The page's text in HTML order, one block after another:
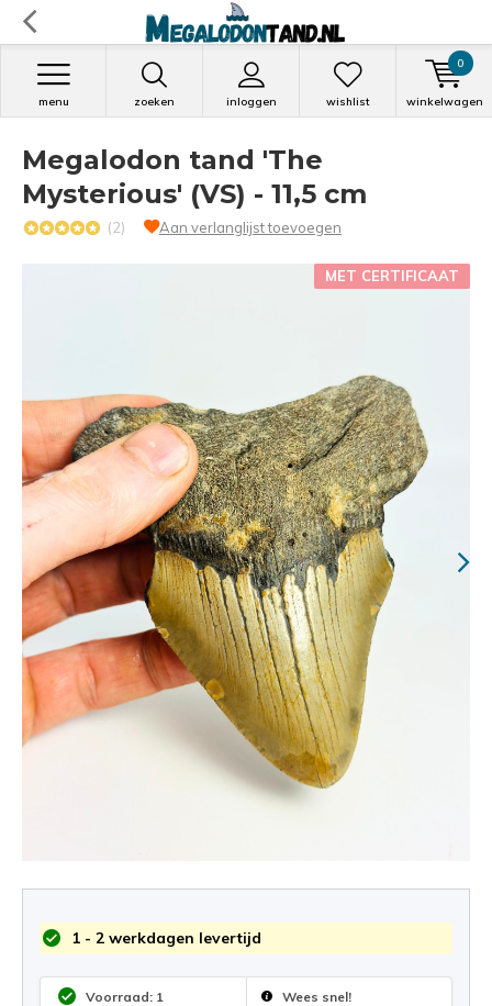
zoeken inloggen
menu wishlist winkelwagen
0
Megalodon tand 'The
Mysterious' (VS) - 11,5 cm
(2) Aan verlanglijst toevoegen
MET CERTIFICAAT
1 - 2 werkdagen levertijd
Voorraad: 1 Wees snel!